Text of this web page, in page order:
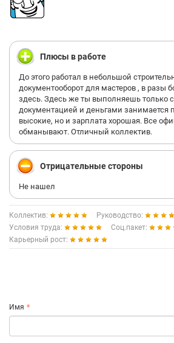
Плюсы в работе
До этого работал в небольшой
документооборот для мастеров , в разы
здесь. Здесь же ты выполняешь только
документацией и деньгами занимается
высокие, но и зарплата хорошая. Все
обманывают. Отличный коллектив.
Отрицательные стороны
Не нашел
Коллектив:
Руководство:
Условия труда:
Соц.пакет:
Карьерный рост:
Имя